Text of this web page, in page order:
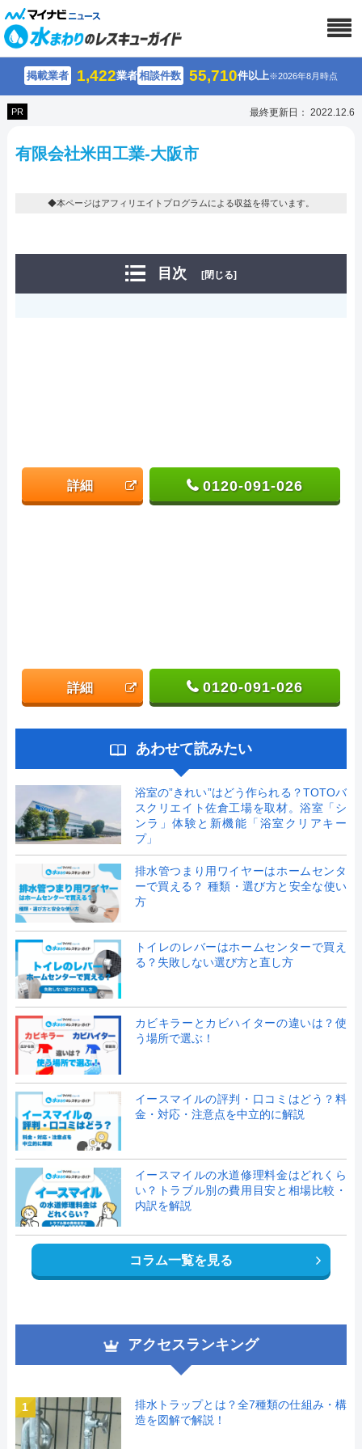
掲載業者 1,422業者相談件数 55,710件以上※2026年8月時点
PR 最終更新日： 2022.12.6
有限会社米田工業-大阪市
◆本ページはアフィリエイトプログラムによる収益を得ています。
目次 [閉じる]
詳細 0120-091-026
詳細 0120-091-026
あわせて読みたい
浴室の”きれい”はどう作られる？TOTOバ
スクリエイト佐倉工場を取材。浴室「シ
ンラ」体験と新機能「浴室クリアキー
プ」
排水管つまり用ワイヤーはホームセンタ
ーで買える？ 種類・選び方と安全な使い
方
トイレのレバーはホームセンターで買え
る？失敗しない選び方と直し方
カビキラーとカビハイターの違いは？使
う場所で選ぶ！
イースマイルの評判・口コミはどう？料
金・対応・注意点を中立的に解説
イースマイルの水道修理料金はどれくら
い？トラブル別の費用目安と相場比較・
内訳を解説
コラム一覧を見る
アクセスランキング
1
排水トラップとは？全7種類の仕組み・構
造を図解で解説！